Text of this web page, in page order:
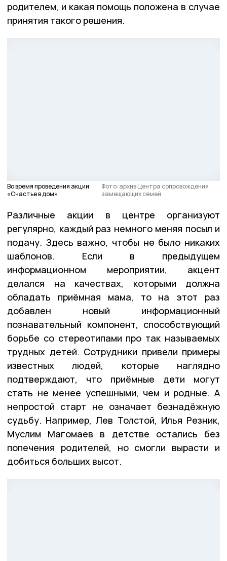
родителем, и какая помощь положена в случае
принятия такого решения.
Во время проведения акции
«Счастье в дом»
Фото: архив Центра сопровождения
замещающих семей
Различные акции в центре организуют
регулярно, каждый раз немного меняя посыл и
подачу. Здесь важно, чтобы не было никаких
шаблонов. Если в предыдущем
информационном мероприятии, акцент
делался на качествах, которыми должна
обладать приёмная мама, то на этот раз
добавлен новый информационный
познавательный компонент, способствующий
борьбе со стереотипами про так называемых
трудных детей. Сотрудники привели примеры
известных людей, которые наглядно
подтверждают, что приёмные дети могут
стать не менее успешными, чем и родные. А
непростой старт не означает безнадёжную
судьбу. Например, Лев Толстой, Илья Резник,
Муслим Магомаев в детстве остались без
попечения родителей, но смогли вырасти и
добиться больших высот.